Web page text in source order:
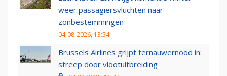
weer passagiersvluchten naar
zonbestemmingen
04-08-2026, 13:54
Brussels Airlines grijpt ternauwernood in:
streep door vlootuitbreiding